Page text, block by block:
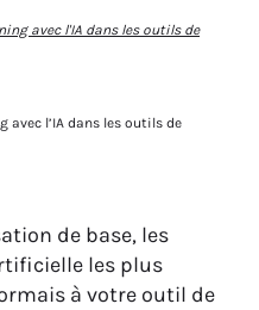
l’IA dans les outils de
de base, les
les plus
à votre outil de